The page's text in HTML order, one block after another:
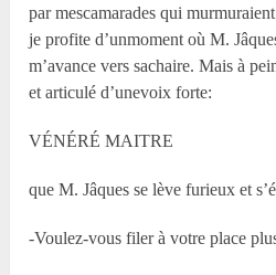
par mescamarades qui
je profite d’unmoment où M.
m’avance vers sachaire. Mais à
et articulé d’unevoix forte:
VÉNÉRÉ MAITRE
que M. Jâques se lève furieux et
-Voulez-vous filer à votre place